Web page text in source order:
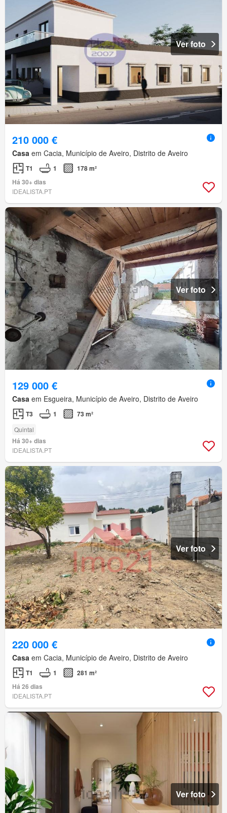
Ver foto
210 000 €
Casa em Cacia, Município de Aveiro, Distrito de Aveiro
T1 1
178 m²
Há 30+ dias
IDEALISTA.PT
Ver foto
129 000 €
Casa em Esgueira, Município de Aveiro, Distrito de Aveiro
T3 1 73 m²
Quintal
Há 30+ dias
IDEALISTA.PT
Ver foto
220 000 €
Casa em Cacia, Município de Aveiro, Distrito de Aveiro
T1 1
281 m²
Há 26 dias
IDEALISTA.PT
Ver foto